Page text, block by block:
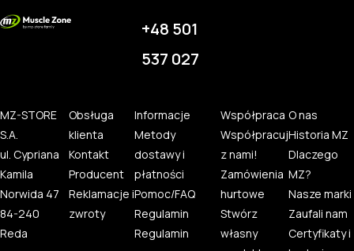
+48 501
537 027
MZ-STORE
S.A.
ul. Cypriana
Kamila
Norwida 47
84-240
Reda
Obsługa
klienta
Kontakt
Producent
Reklamacje i
zwroty
Informacje
Metody
dostawy i
płatności
Pomoc/FAQ
Regulamin
Regulamin
Współpraca
Współpracuj
z nami!
Zamówienia
hurtowe
Stwórz
własny
O nas
Historia MZ
Dlaczego
MZ?
Nasze marki
Zaufali nam
Certyfikaty i